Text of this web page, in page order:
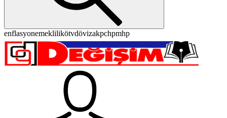
enflasyonemeklilikötvdövizakpchpmhp